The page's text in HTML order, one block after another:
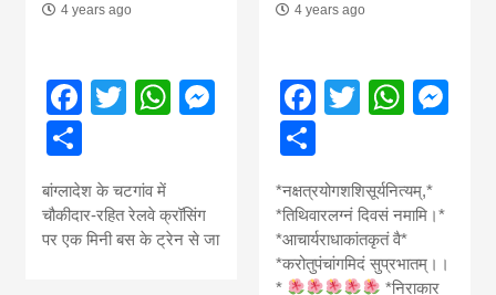
4 years ago
Facebook
TwitterWhatsApp
Messenger
बांग्लादेश के चटगांव में
चौकीदार-रहित रेलवे क्रॉसिंग
पर एक मिनी बस के ट्रेन से जा
4 years ago
Facebook
Twitter
Share
*नक्षत्रयोगशशिसूर्यनित्यम्,*
*तिथिवारलग्नं दिवसं नमामि।*
*आचार्यराधाकांतकृतं वै*
*करोतुपंचांगमिदं सुप्रभातम्।।
*
*निराकार